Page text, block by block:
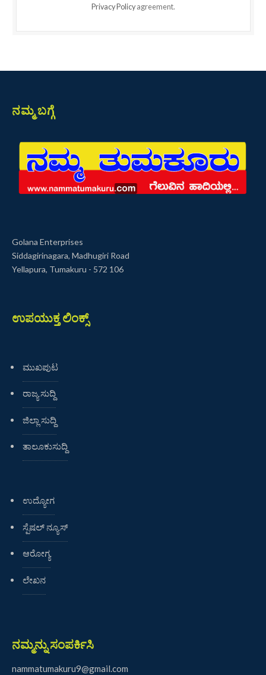
Privacy Policy agreement.
ನಮ್ಮ ಬಗ್ಗೆ
Golana Enterprises
Siddagirinagara, Madhugiri Road
Yellapura, Tumakuru - 572 106
ಉಪಯುಕ್ತ ಲಿಂಕ್ಸ್
ಮುಖಪುಟ
ರಾಜ್ಯ ಸುದ್ದಿ
ಜಿಲ್ಲಾ ಸುದ್ದಿ
ತಾಲೂಕುಸುದ್ದಿ
ಉದ್ಯೋಗ
ಸ್ಪೆಷಲ್ ನ್ಯೂಸ್
ಆರೋಗ್ಯ
ಲೇಖನ
ನಮ್ಮನ್ನು ಸಂಪರ್ಕಿಸಿ
nammatumakuru9@gmail.com